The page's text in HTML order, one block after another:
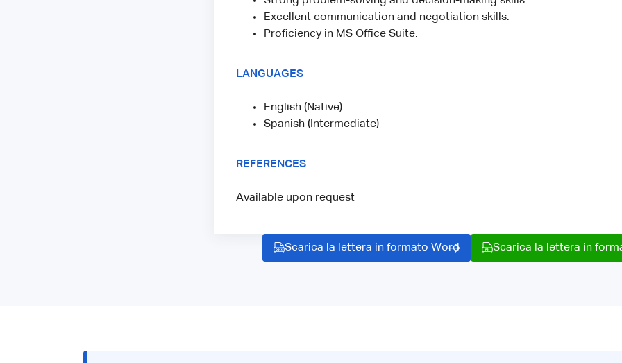
Excellent communication and negotiation skills.
Proficiency in MS Office Suite.
LANGUAGES
English (Native)
Spanish (Intermediate)
REFERENCES
Available upon request
Scarica la lettera in formato Word Scarica la lettera in